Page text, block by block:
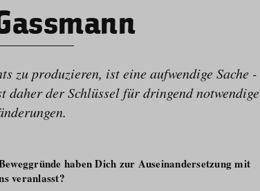
zu produzieren, ist eine aufwendige Sache -
daher der Schlüssel für dringend notwendige
haben Dich zur Auseinandersetzung mit
veranlasst?